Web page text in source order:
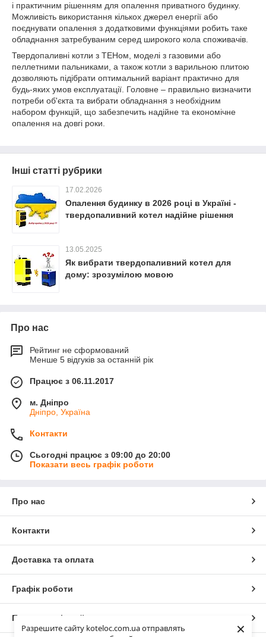
Разрешите сайту koteloc.com.ua отправлять
×
і практичним рішенням для опалення приватного будинку.
Можливість використання кількох джерел енергії або
поєднувати опалення з додатковими функціями робить таке
обладнання затребуваним серед широкого кола споживачів.
Твердопаливні котли з ТЕНом, моделі з газовими або
пеллетними пальниками, а також котли з варильною плитою
дозволяють підібрати оптимальний варіант практично для
будь-яких умов експлуатації. Головне – правильно визначити
потреби об'єкта та вибрати обладнання з необхідним
набором функцій, що забезпечить надійне та економічне
опалення на довгі роки.
Інші статті рубрики
17.02.2026
Опалення будинку в 2026 році в Україні -
твердопаливний котел надійне рішення
13.05.2025
Як вибрати твердопаливний котел для
дому: зрозумілою мовою
Про нас
Рейтинг не сформований
Менше 5 відгуків за останній рік
Працює з 06.11.2017
м. Дніпро
Дніпро, Україна
Контакти
Сьогодні працює з 09:00 до 20:00
Показати весь графік роботи
Про нас
Контакти
Доставка та оплата
Графік роботи
Повна версія сайту